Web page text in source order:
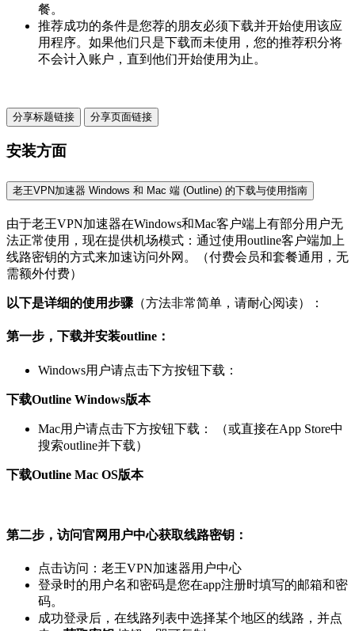
餐。
推荐成功的条件是您荐的朋友必须下载并开始使用该应
用程序。如果他们只是下载而未使用，您的推荐积分将
不会计入账户，直到他们开始使用为止。
分享标题链接 分享页面链接
安装方面
老王VPN加速器 Windows 和 Mac 端 (Outline) 的下载与使用指南
由于老王VPN加速器在Windows和Mac客户端上有部分用户无
法正常使用，现在提供机场模式：通过使用outline客户端加上
线路密钥的方式来加速访问外网。（付费会员和套餐通用，无
需额外付费）
以下是详细的使用步骤 （方法非常简单，请耐心阅读）：
第一步，下载并安装outline：
Windows用户请点击下方按钮下载：
下载Outline Windows版本
Mac用户请点击下方按钮下载： （或直接在App Store中
搜索outline并下载）
下载Outline Mac OS版本
第二步，访问官网用户中心获取线路密钥：
点击访问：老王VPN加速器用户中心
登录时的用户名和密码是您在app注册时填写的邮箱和密
码。
成功登录后，在线路列表中选择某个地区的线路，并点